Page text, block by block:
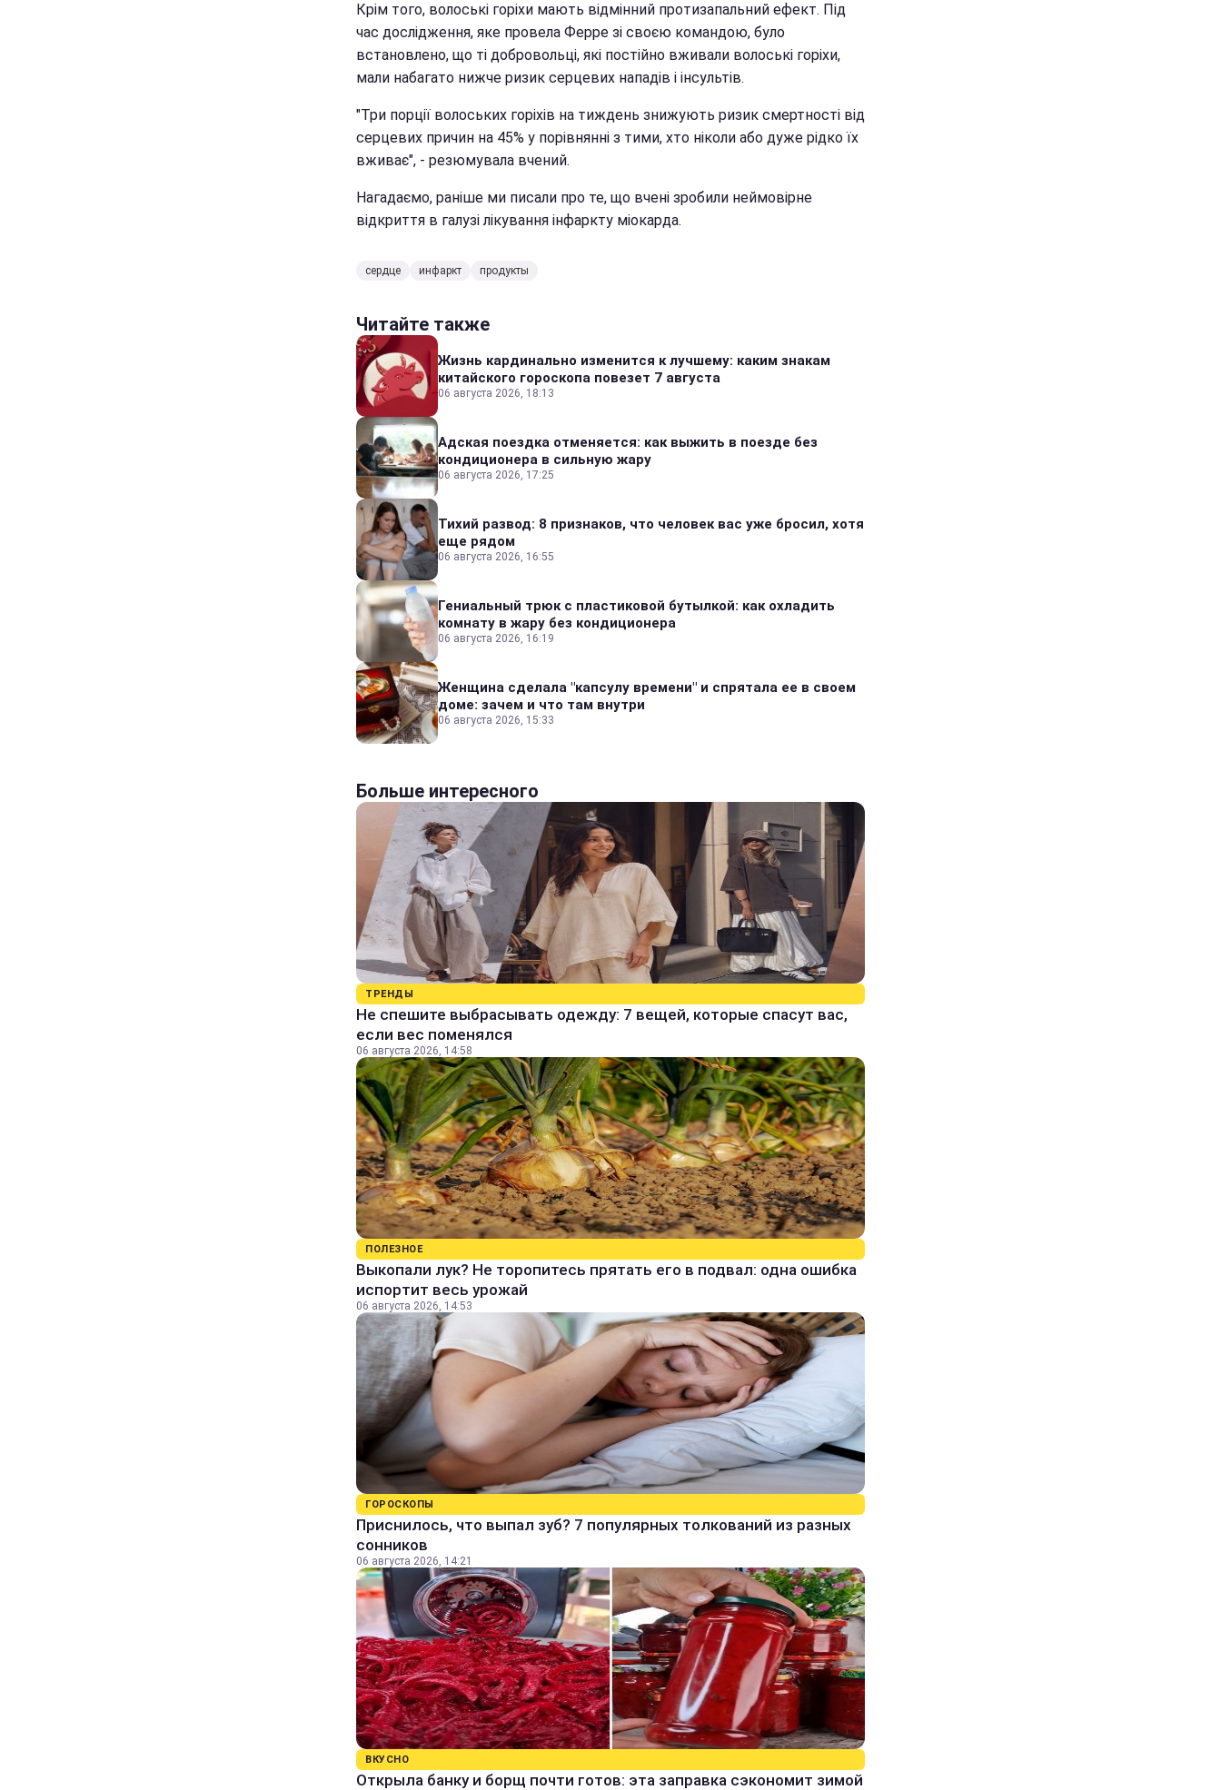
Крім того, волоські горіхи мають відмінний протизапальний ефект. Під
час дослідження, яке провела Ферре зі своєю командою, було
встановлено, що ті добровольці, які постійно вживали волоські горіхи,
мали набагато нижче ризик серцевих нападів і інсультів.
"Три порції волоських горіхів на тиждень знижують ризик смертності від
серцевих причин на 45% у порівнянні з тими, хто ніколи або дуже рідко їх
вживає", - резюмувала вчений.
Нагадаємо, раніше ми писали про те, що вчені зробили неймовірне
відкриття в галузі лікування інфаркту міокарда.
сердце инфаркт продукты
Читайте также
Жизнь кардинально изменится к лучшему: каким знакам
китайского гороскопа повезет 7 августа
06 августа 2026, 18:13
Адская поездка отменяется: как выжить в поезде без
кондиционера в сильную жару
06 августа 2026, 17:25
Тихий развод: 8 признаков, что человек вас уже бросил, хотя
еще рядом
06 августа 2026, 16:55
Гениальный трюк с пластиковой бутылкой: как охладить
комнату в жару без кондиционера
06 августа 2026, 16:19
Женщина сделала "капсулу времени" и спрятала ее в своем
доме: зачем и что там внутри
06 августа 2026, 15:33
Больше интересного
ТРЕНДЫ
Не спешите выбрасывать одежду: 7 вещей, которые спасут вас,
если вес поменялся
06 августа 2026, 14:58
ПОЛЕЗНОЕ
Выкопали лук? Не торопитесь прятать его в подвал: одна ошибка
испортит весь урожай
06 августа 2026, 14:53
ГОРОСКОПЫ
Приснилось, что выпал зуб? 7 популярных толкований из разных
сонников
06 августа 2026, 14:21
ВКУСНО
Открыла банку и борщ почти готов: эта заправка сэкономит зимой